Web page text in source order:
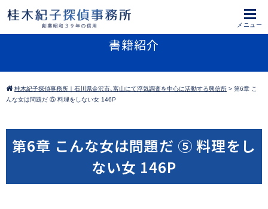
書籍紹介
桂木紀子探偵事務所｜石川県金沢市､富山にて浮気調査を中心に活動する興信所 > 第6章 こ
んな女は問題だ ⑤ 料理をしない女 146P
第6章 こんな女は問題だ ⑤ 料理をし
ない女 146P